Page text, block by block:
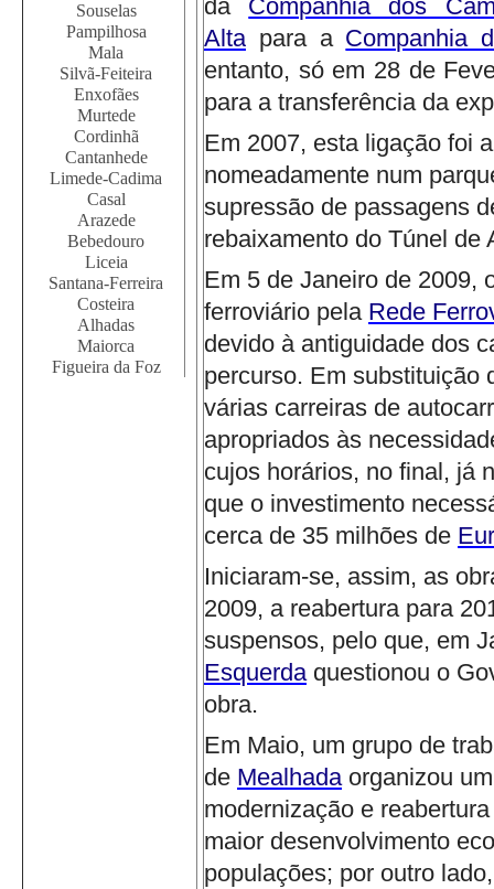
Souselas
Pampilhosa
Mala
Silvã-Feiteira
Enxofães
Murtede
Cordinhã
Cantanhede
Limede-Cadima
Casal
Arazede
Bebedouro
Liceia
Santana-Ferreira
Costeira
Alhadas
Maiorca
Figueira da Foz
da
Companhia dos
Alta para a Companhia
entanto, só em 28 de
para a transferência da
Em 2007, esta ligação foi
nomeadamente num
supressão de passagens
rebaixamento do Túnel de
Em 5 de Janeiro de 2009,
ferroviário pela Rede
devido à antiguidade dos
percurso. Em substituição
várias carreiras de
apropriados às
cujos horários, no final, já
que o investimento
cerca de 35 milhões de
Iniciaram-se, assim, as
2009, a reabertura para
suspensos, pelo que, em
Esquerda questionou o
obra.
Em Maio, um grupo de
de Mealhada organizou
modernização e
maior desenvolvimento
populações; por outro